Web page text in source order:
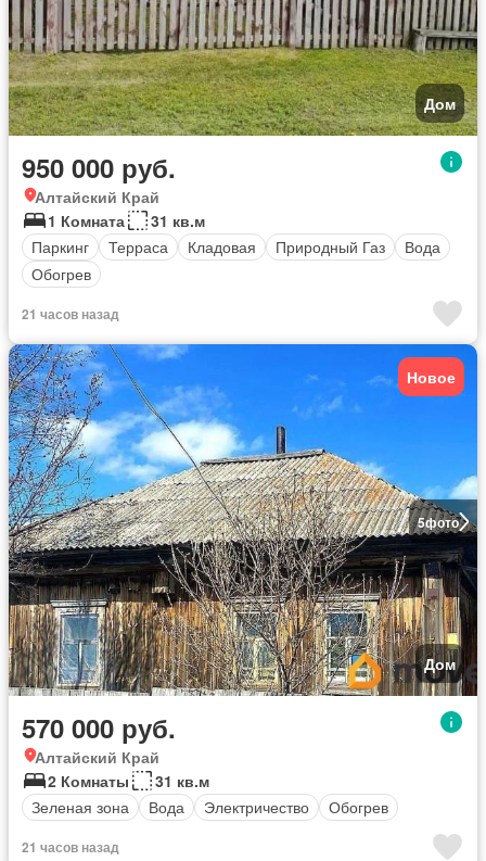
Дом
950 000 руб.
Алтайский Край
1 Комната
31 кв.м
Паркинг
Терраса Кладовая Природный Газ
Вода
Обогрев
21 часов назад
5фото
Новое
Дом
570 000 руб.
Алтайский Край
2 Комнаты
31 кв.м
Зеленая зона
Вода Электричество Обогрев
21 часов назад